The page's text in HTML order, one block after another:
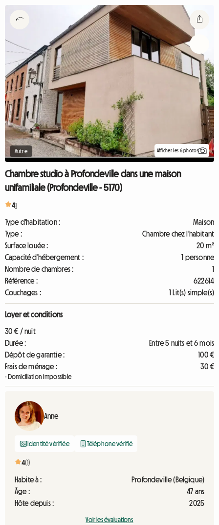
Autre Afficher les 6 photos
Chambre studio à Profondeville dans une maison
unifamiliale (Profondeville - 5170)
41
Type d'habitation :
Maison
Type :
Chambre chez l'habitant
Surface louée :
20 m²
Capacité d'hébergement :
1 personne
Nombre de chambres :
1
Référence :
622614
Couchages :
1 Lit(s) simple(s)
Loyer et conditions
30 € / nuit
Durée :
Entre 5 nuits et 6 mois
Dépôt de garantie :
100 €
Frais de ménage :
30 €
- Domiciliation impossible
Anne
Identité vérifiée Téléphone vérifié
4(1)
Habite à :
Profondeville (Belgique)
Âge :
47 ans
Hôte depuis :
2025
Voir les évaluations